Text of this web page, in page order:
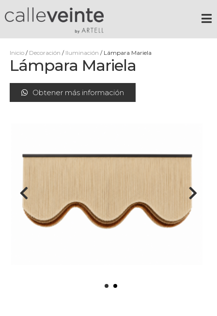
Inicio / Decoración / Iluminación / Lámpara Mariela
Lámpara Mariela
Obtener más información